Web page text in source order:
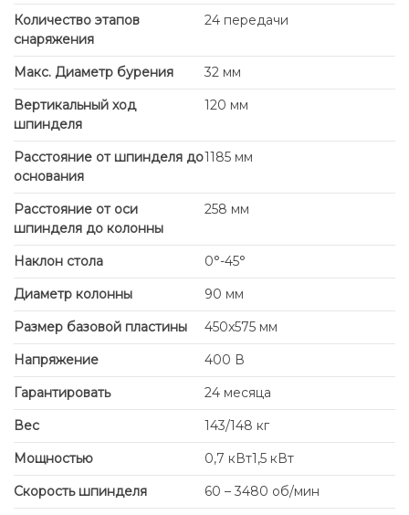
Количество этапов
снаряжения
24 передачи
Макс. Диаметр бурения
32 мм
Вертикальный ход
шпинделя
120 мм
Расстояние от шпинделя до
основания
1185 мм
Расстояние от оси
шпинделя до колонны
258 мм
Наклон стола
0°-45°
Диаметр колонны
90 мм
Размер базовой пластины
450x575 мм
Напряжение
400 В
Гарантировать
24 месяца
Вес
143/148 кг
Мощностью
0,7 кВт1,5 кВт
Скорость шпинделя
60 – 3480 об/мин